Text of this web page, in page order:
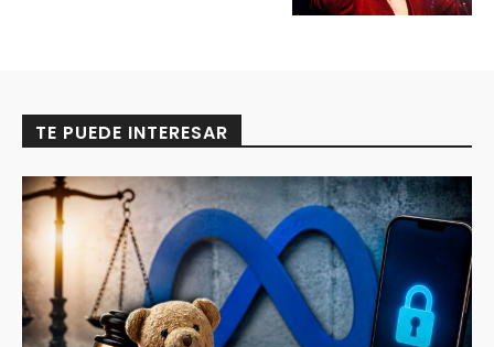
TE PUEDE INTERESAR